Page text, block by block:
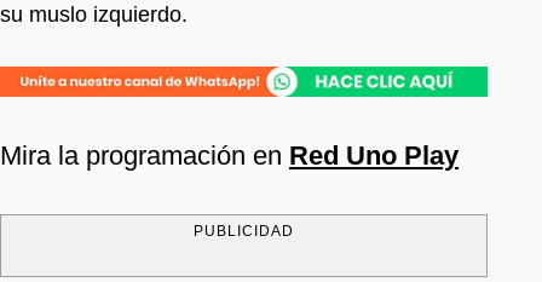
su muslo izquierdo.
Mira la programación en Red Uno Play
PUBLICIDAD